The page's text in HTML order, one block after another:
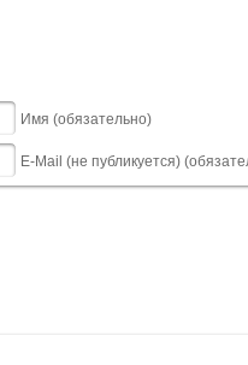
Имя (обязательно)
E-Mail (не публикуется)